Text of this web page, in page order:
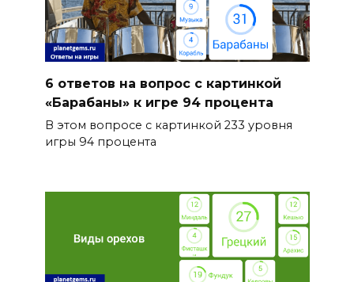
6 ответов на вопрос с картинкой
«Барабаны» к игре 94 процента
В этом вопросе с картинкой 233 уровня
игры 94 процента